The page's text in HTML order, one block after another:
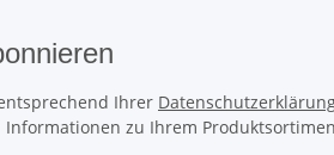
Ihrer
zu Ihrem